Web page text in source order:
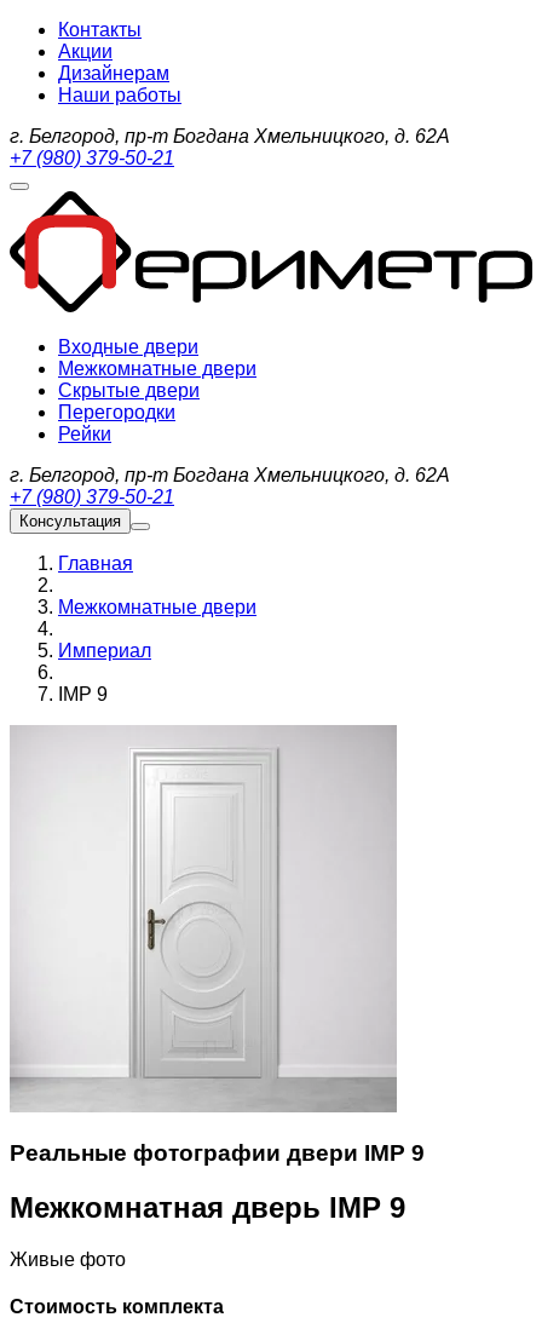
Контакты
Акции
Дизайнерам
Наши работы
г. Белгород, пр-т Богдана Хмельницкого, д. 62А
+7 (980) 379-50-21
Входные двери
Межкомнатные двери
Скрытые двери
Перегородки
Рейки
г. Белгород, пр-т Богдана Хмельницкого, д. 62А
+7 (980) 379-50-21
Консультация
Главная
Межкомнатные двери
Империал
IMP 9
Реальные фотографии двери IMP 9
Межкомнатная дверь IMP 9
Живые фото
Стоимость комплекта